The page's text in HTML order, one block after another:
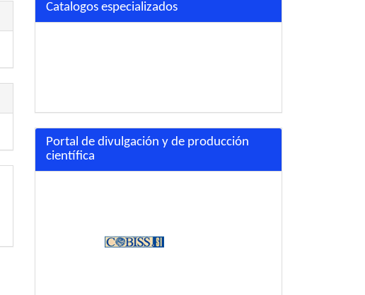
Catalogos especializados
Portal de divulgación y de producción
científica